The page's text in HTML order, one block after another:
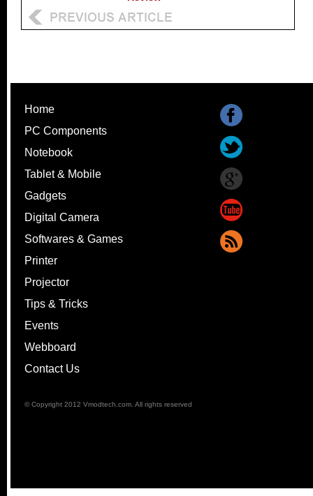
Home
PC Components
Notebook
Tablet & Mobile
Gadgets
Digital Camera
Softwares & Games
Printer
Projector
Tips & Tricks
Events
Webboard
Contact Us
© Copyright 2012 Vmodtech.com. All rights reserved